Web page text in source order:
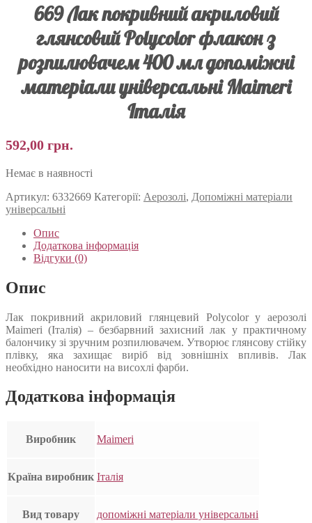
669 Лак покривний акриловий
глянсовий Polycolor флакон з
розпилювачем 400 мл допоміжні
матеріали універсальні Maimeri
Італія
592,00 грн.
Немає в наявності
Артикул: 6332669 Категорії: Аерозолі, Допоміжні матеріали
універсальні
Опис
Додаткова інформація
Відгуки (0)
Опис
Лак покривний акриловий глянцевий Polycolor у аерозолі
Maimeri (Італія) – безбарвний захисний лак у практичному
балончику зі зручним розпилювачем. Утворює глянсову стійку
плівку, яка захищає виріб від зовнішніх впливів. Лак
необхідно наносити на висохлі фарби.
Додаткова інформація
Виробник Maimeri
Країна виробник Італія
Вид товару допоміжні матеріали універсальні